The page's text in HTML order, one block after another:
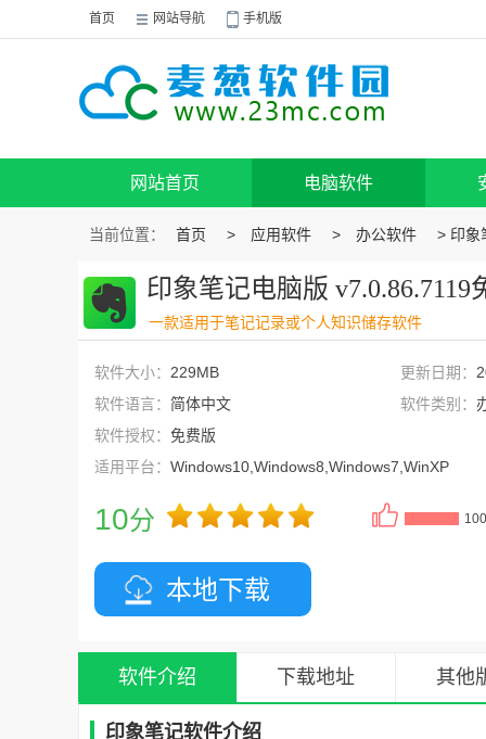
首页 网站导航 手机版
网站首页 电脑软件
当前位置： 首页 > 应用软件 > 办公软件 > 印象
印象笔记电脑版 v7.0.86.7119
一款适用于笔记记录或个人知识储存软件
软件大小： 229MB 更新日期：
软件语言： 简体中文 软件类别：
软件授权： 免费版
适用平台： Windows10,Windows8,Windows7,WinXP
10分
本地下载
软件介绍 下载地址 其他
印象笔记软件介绍